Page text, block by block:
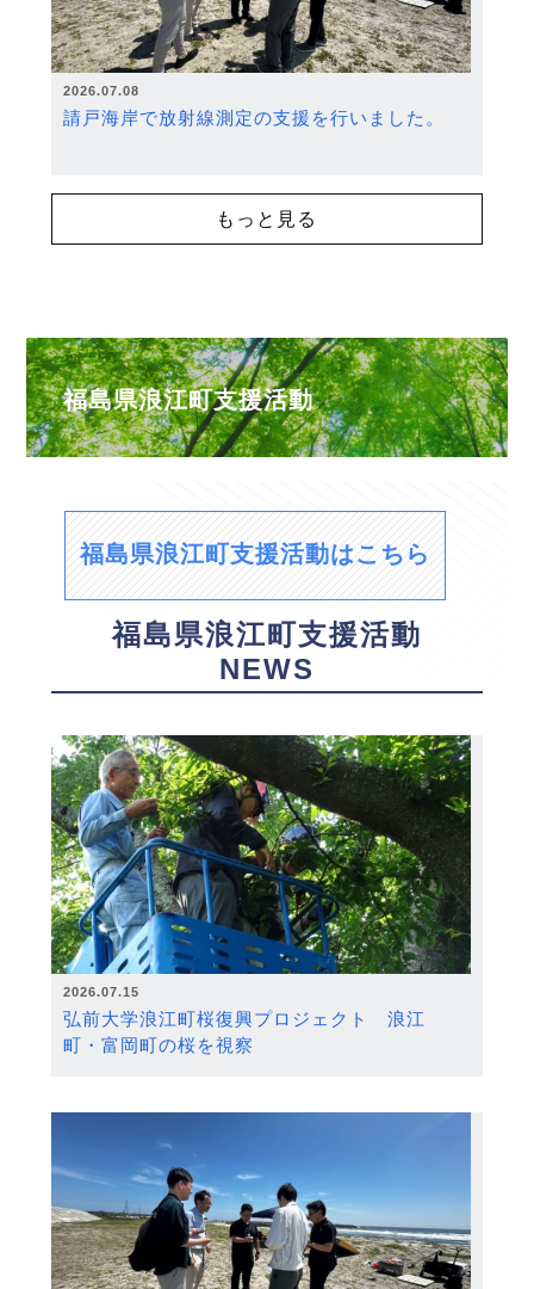
2026.07.08
請戸海岸で放射線測定の支援を行いました。
もっと見る
福島県浪江町支援活動
福島県浪江町支援活動はこちら
福島県浪江町支援活動
NEWS
2026.07.15
弘前大学浪江町桜復興プロジェクト 浪江
町・富岡町の桜を視察